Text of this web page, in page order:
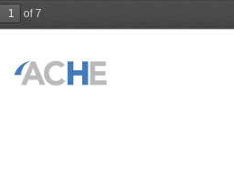
of 7